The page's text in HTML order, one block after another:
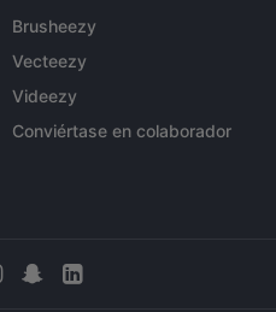
Brusheezy
Vecteezy
Videezy
Conviértase en colaborador